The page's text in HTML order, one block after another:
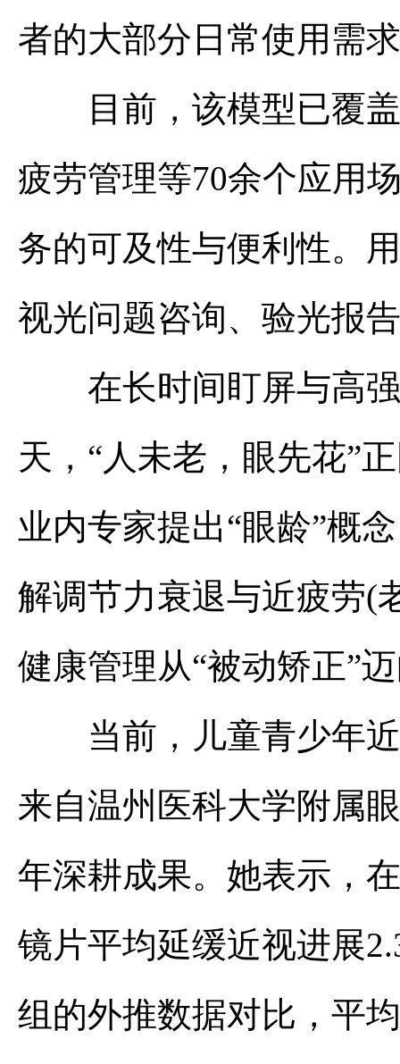
者的大部分日常使用需
目前，该模型已覆盖
疲劳管理等70余个应用
务的可及性与便利性。
视光问题咨询、验光报
在长时间盯屏与高强
天，“人未老，眼先花”
业内专家提出“眼龄”概
解调节力衰退与近疲劳(
健康管理从“被动矫正”
当前，儿童青少年近
来自温州医科大学附属
年深耕成果。她表示，
镜片平均延缓近视进展
组的外推数据对比，平